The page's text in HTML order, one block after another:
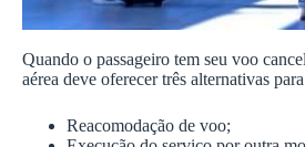
Quando o passageiro tem seu voo
aérea deve oferecer três alternativas
Reacomodação de voo;